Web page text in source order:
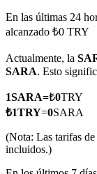
TradFi
primas
En las últimas 24
alcanzado ₺0 TRY
Actualmente, la
SARA. Esto
1SARA=₺0TRY
₺1TRY=0SARA
(Nota: Las tarifas
incluidos.)